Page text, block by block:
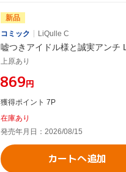
新品
コミック
LiQulle C
嘘つきアイドル様と誠実アンチ
上原あり
¥869円
獲得ポイント 7P
在庫あり
発売年月日：2026/08/15
カートへ追加